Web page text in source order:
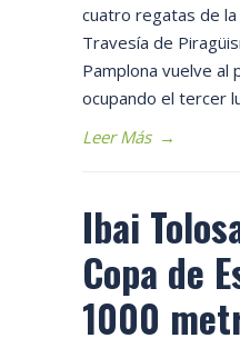
cuatro regatas de
Travesía de
Pamplona vuelve al
ocupando el tercer
Leer Más →
Ibai
Copa de
1000